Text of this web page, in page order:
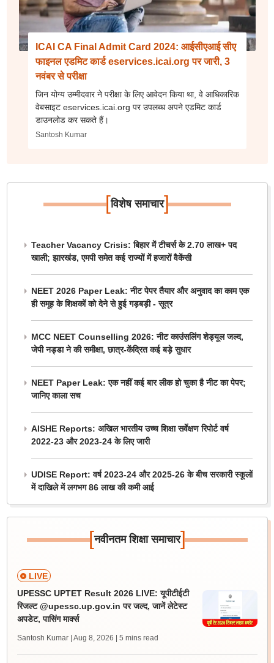
ICAI CA Final Admit Card 2024: आईसीएआई सीए
फाइनल एडमिट कार्ड eservices.icai.org पर जारी, 3
नवंबर से परीक्षा
जिन योग्य उम्मीदवार ने परीक्षा के लिए आवेदन किया था, वे आधिकारिक
वेबसाइट eservices.icai.org पर उपलब्ध अपने एडमिट कार्ड
डाउनलोड कर सकते हैं।
Santosh Kumar
[विशेष समाचार]
Teacher Vacancy Crisis: बिहार में टीचर्स के 2.70 लाख+ पद
खाली; झारखंड, एमपी समेत कई राज्यों में हजारों वैकेंसी
NEET 2026 Paper Leak: नीट पेपर तैयार और अनुवाद का काम एक
ही समूह के शिक्षकों को देने से हुई गड़बड़ी - सूत्र
MCC NEET Counselling 2026: नीट काउंसलिंग शेड्यूल जल्द,
जेपी नड्डा ने की समीक्षा, छात्र-केंद्रित कई बड़े सुधार
NEET Paper Leak: एक नहीं कई बार लीक हो चुका है नीट का पेपर;
जानिए काला सच
AISHE Reports: अखिल भारतीय उच्च शिक्षा सर्वेक्षण रिपोर्ट वर्ष
2022-23 और 2023-24 के लिए जारी
UDISE Report: वर्ष 2023-24 और 2025-26 के बीच सरकारी स्कूलों
में दाखिले में लगभग 86 लाख की कमी आई
[नवीनतम शिक्षा समाचार]
LIVE
UPESSC UPTET Result 2026 LIVE: यूपीटीईटी
रिजल्ट @upessc.up.gov.in पर जल्द, जानें लेटेस्ट
अपडेट, पासिंग मार्क्स
Santosh Kumar | Aug 8, 2026 | 5 mins read